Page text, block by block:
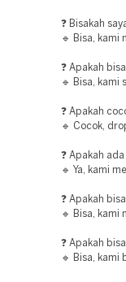
❓ Bisakah
🔹 Bisa, kami
❓ Apakah
🔹 Bisa, kami
❓ Apakah
🔹 Cocok,
❓ Apakah
🔹 Ya, kami
❓ Apakah
🔹 Bisa, kami
❓ Apakah
🔹 Bisa, kami